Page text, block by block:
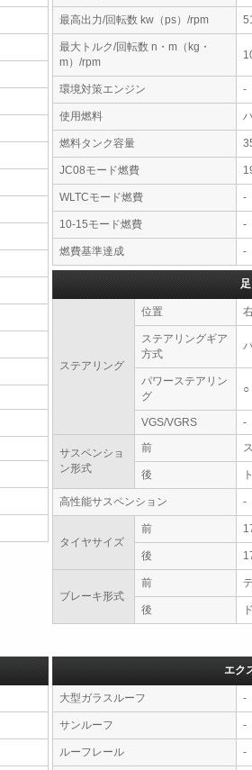
最高出力/回転数 kw（ps）/rpm
最大トルク/回転数 n・m（kg・
m）/rpm
環境対策エンジン -
使用燃料
燃料タンク容量
JC08モード燃費
WLTCモード燃費 -
10-15モード燃費 -
燃費基準達成 -
ステアリング
位置
ステアリングギア
方式
パワーステアリン
グ
○
VGS/VGRS -
サスペンショ
ン形式
前
後
高性能サスペンション -
タイヤサイズ
前
後
ブレーキ形式
前
後
エク
大型ガラスルーフ -
サンルーフ -
ルーフレール -